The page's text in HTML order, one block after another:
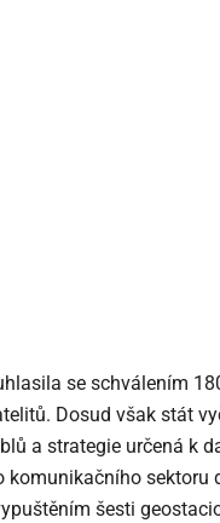
se schválením
Dosud však stát
a strategie určená k
komunikačního sektoru
šesti